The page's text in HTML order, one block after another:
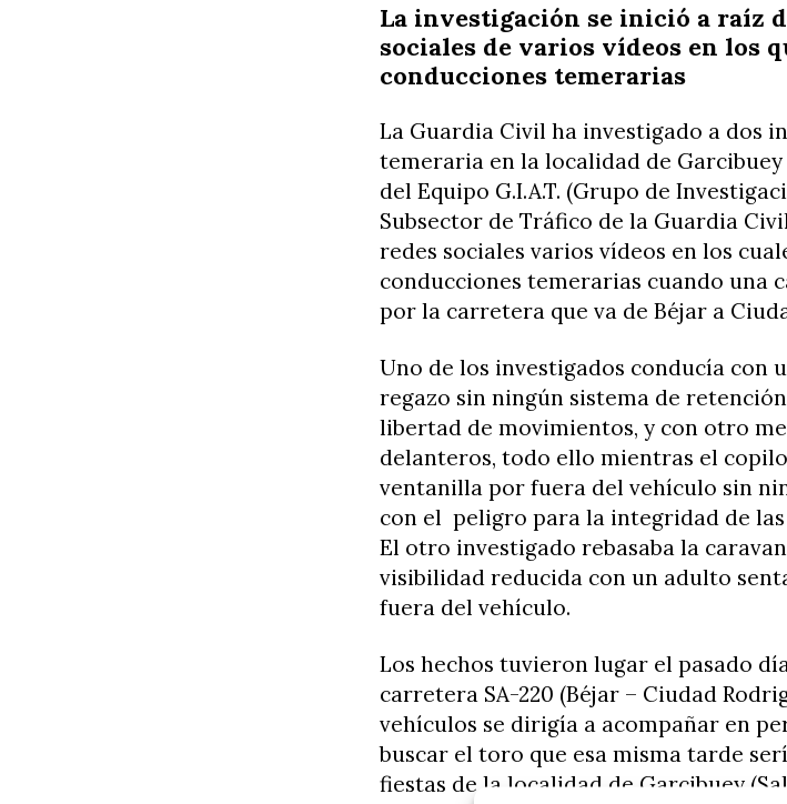
La investigación se inició a raíz
sociales de varios vídeos en los
conducciones temerarias
La Guardia Civil ha investigado a dos
temeraria en la localidad de Garcibuey
del Equipo G.I.A.T. (Grupo de
Subsector de Tráfico de la Guardia
redes sociales varios vídeos en los
conducciones temerarias cuando una
por la carretera que va de Béjar a
Uno de los investigados conducía con
regazo sin ningún sistema de
libertad de movimientos, y con otro
delanteros, todo ello mientras el
ventanilla por fuera del vehículo sin
con el peligro para la integridad de
El otro investigado rebasaba la
visibilidad reducida con un adulto
fuera del vehículo.
Los hechos tuvieron lugar el pasado
carretera SA-220 (Béjar – Ciudad
vehículos se dirigía a acompañar en
buscar el toro que esa misma tarde
fiestas de la localidad de Garcibuey